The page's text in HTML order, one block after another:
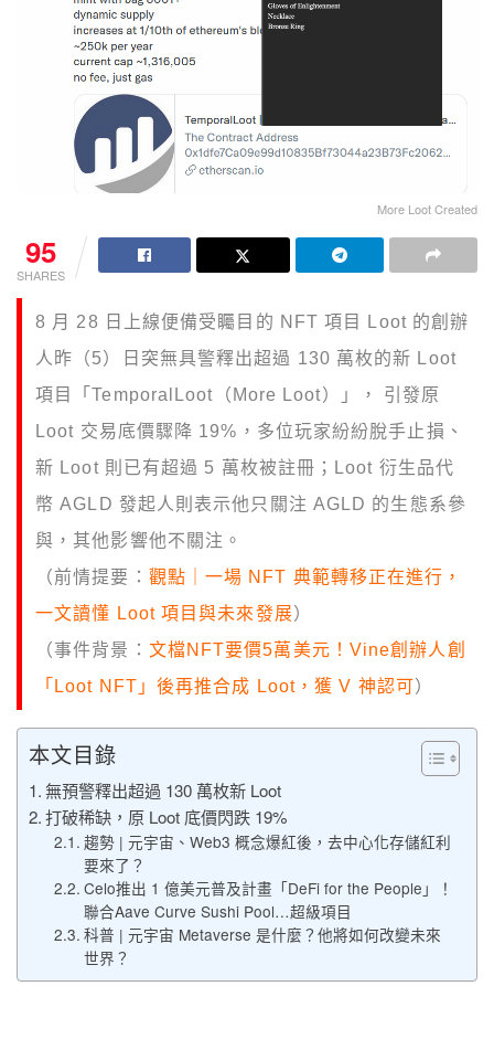
More Loot Created
95
SHARES
8 月 28 日上線便備受矚目的 NFT 項目 Loot 的創辦
人昨（5）日突無具警釋出超過 130 萬枚的新 Loot
項目「TemporalLoot（More Loot）」， 引發原
Loot 交易底價驟降 19%，多位玩家紛紛脫手止損、
新 Loot 則已有超過 5 萬枚被註冊；Loot 衍生品代
幣 AGLD 發起人則表示他只關注 AGLD 的生態系參
與，其他影響他不關注。
（前情提要： 觀點｜一場 NFT 典範轉移正在進行，
一文讀懂 Loot 項目與未來發展）
（事件背景： 文檔NFT要價5萬美元！Vine創辦人創
「Loot NFT」後再推合成 Loot，獲 V 神認可）
本文目錄
無預警釋出超過 130 萬枚新 Loot
打破稀缺，原 Loot 底價閃跌 19%
趨勢 | 元宇宙、Web3 概念爆紅後，去中心化存儲紅利
要來了？
Celo推出 1 億美元普及計畫「DeFi for the People」！
聯合Aave Curve Sushi Pool…超級項目
科普 | 元宇宙 Metaverse 是什麼？他將如何改變未來
世界？